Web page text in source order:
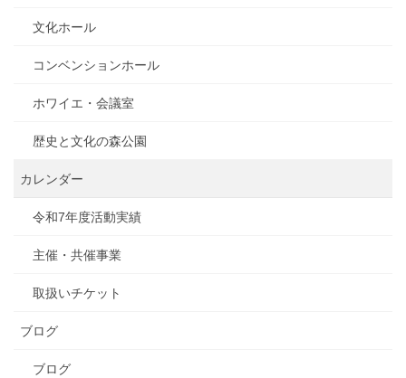
文化ホール
コンベンションホール
ホワイエ・会議室
歴史と文化の森公園
カレンダー
令和7年度活動実績
主催・共催事業
取扱いチケット
ブログ
ブログ